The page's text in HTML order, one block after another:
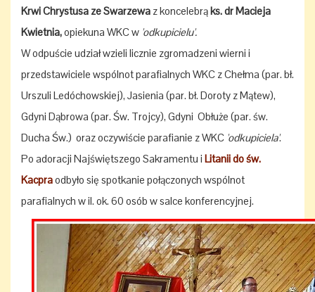
Krwi Chrystusa ze Swarzewa z koncelebrąks. dr Macieja
Kwietnia,opiekuna WKC w 'odkupicielu'.
W odpuście udział wzieli licznie zgromadzeni wierni i
przedstawiciele wspólnot parafialnych WKC z Chełma (par. bł.
Urszuli Ledóchowskiej), Jasienia (par. bł. Doroty z Mątew),
Gdyni Dąbrowa (par. Św. Trojcy), Gdyni Obłuże (par. św.
Ducha Św.) oraz oczywiście parafianie z WKC 'odkupiciela'.
Po adoracji Najświętszego Sakramentu i Litanii do św.
Kacpraodbyło się spotkanie połączonych wspólnot
parafialnych w il. ok. 60 osób w salce konferencyjnej.